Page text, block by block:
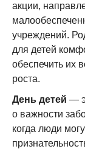
акции,
учреждений.
для детей
обеспечить их
роста.
День детей —
о важности
когда люди